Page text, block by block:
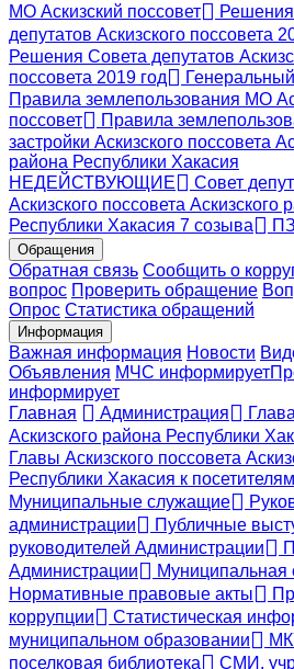
МО Аскизский поссовет
депутатов Аскизского поссовета
Решения Совета депутатов
поссовета 2019 год
Правила землепользования МО
поссовет
Правила
застройки Аскизского поссовета
района Республики Хакасия
НЕДЕЙСТВУЮЩИЕ
Совет
Аскизского поссовета Аскизского
Республики Хакасия 7 созыва
Обращения
Обратная связь Сообщить о
вопрос Проверить обращение
Опрос Статистика обращений
Информация
Важная информация Новости
Объявления МЧС информирует
информирует
Главная
Администрация
Аскизского района Республики
Главы Аскизского поссовета
Республики Хакасия к
Муниципальные служащие
администрации
Публичные
руководителей Администрации
Администрации
Муниципальная
Нормативные правовые акты
коррупции
Статистическая
муниципальном образовании
поселковая библиотека
СМИ,